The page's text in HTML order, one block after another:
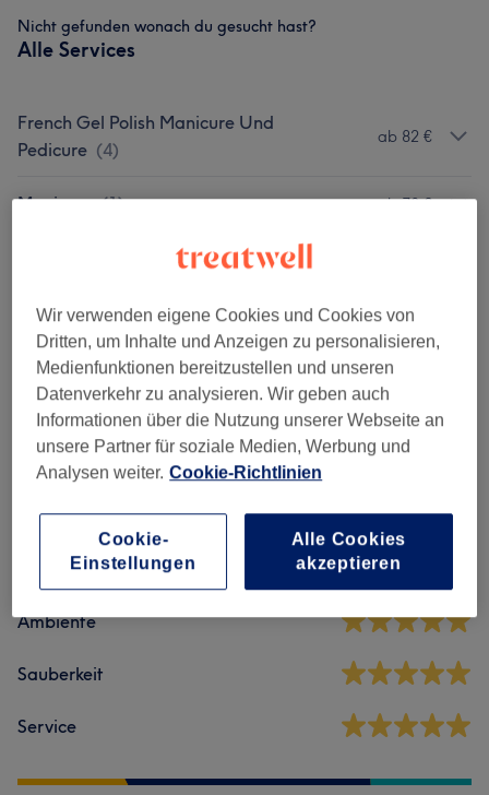
Nicht gefunden wonach du gesucht hast?
Alle Services
French Gel Polish Manicure Und
Pedicure (4)
ab 82 €
Manicure (1) ab 73 €
Nagelmodellage (1) ab 88 €
Maniküre & Pediküre (1)
Salonbewertungen
4,9 1983 Bewertungen
Ambiente
Sauberkeit
Service
Wir verwenden eigene Cookies und Cookies von
Dritten, um Inhalte und Anzeigen zu personalisieren,
Medienfunktionen bereitzustellen und unseren
Datenverkehr zu analysieren. Wir geben auch
Informationen über die Nutzung unserer Webseite an
unsere Partner für soziale Medien, Werbung und
Analysen weiter. Cookie-Richtlinien
Alle Cookies
akzeptieren
Cookie-
Einstellungen